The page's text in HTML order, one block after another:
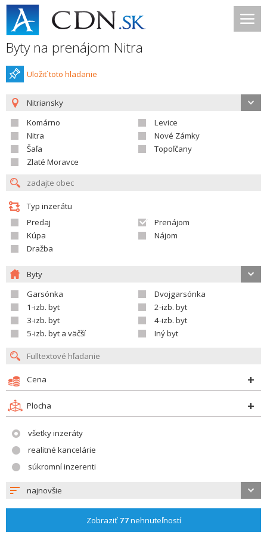
Byty na prenájom Nitra
Uložiť toto hladanie
Nitriansky
Komárno
Levice
Nitra
Nové Zámky
Šaľa
Topoľčany
Zlaté Moravce
Typ inzerátu
Predaj
Prenájom
Kúpa
Nájom
Dražba
Byty
Garsónka
Dvojgarsónka
1-izb. byt
2-izb. byt
3-izb. byt
4-izb. byt
5-izb. byt a väčší
Iný byt
Cena
Plocha
všetky inzeráty
realitné kancelárie
súkromní inzerenti
najnovšie
Zobraziť77nehnuteľností